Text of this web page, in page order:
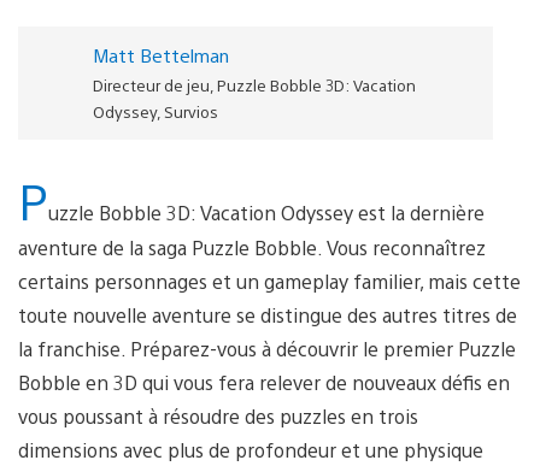
Matt Bettelman
Directeur de jeu, Puzzle Bobble 3D: Vacation
Odyssey, Survios
Puzzle Bobble 3D: Vacation Odyssey est la dernière
aventure de la saga Puzzle Bobble. Vous reconnaîtrez
certains personnages et un gameplay familier, mais cette
toute nouvelle aventure se distingue des autres titres de
la franchise. Préparez-vous à découvrir le premier Puzzle
Bobble en 3D qui vous fera relever de nouveaux défis en
vous poussant à résoudre des puzzles en trois
dimensions avec plus de profondeur et une physique